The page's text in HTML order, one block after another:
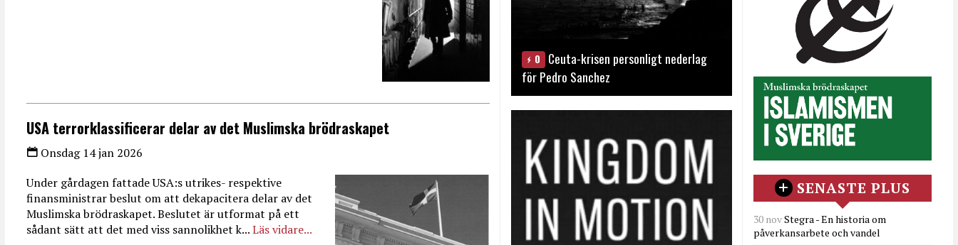
USA terrorklassificerar delar av det Muslimska brödraskapet
Onsdag 14 jan 2026
Under gårdagen fattade USA:s utrikes- respektive
finansministrar beslut om att dekapacitera delar av det
Muslimska brödraskapet. Beslutet är utformat på ett
sådant sätt att det med viss sannolikhet k...Läs vidare...
0
Ceuta-krisen personligt nederlag
för Pedro Sanchez
SENASTE PLUS
30 novStegra - En historia om
påverkansarbete och vandel